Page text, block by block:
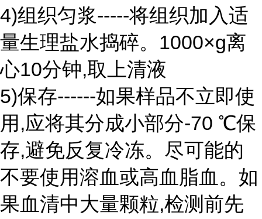
4)组织匀浆-----将组织加入适
量生理盐水捣碎。1000×g离
心10分钟,取上清液
5)保存------如果样品不立即使
用,应将其分成小部分-70 ℃保
存,避免反复冷冻。尽可能的
不要使用溶血或高血脂血。如
果血清中大量颗粒,检测前先